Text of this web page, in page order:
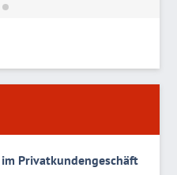
Privatkundengeschäft